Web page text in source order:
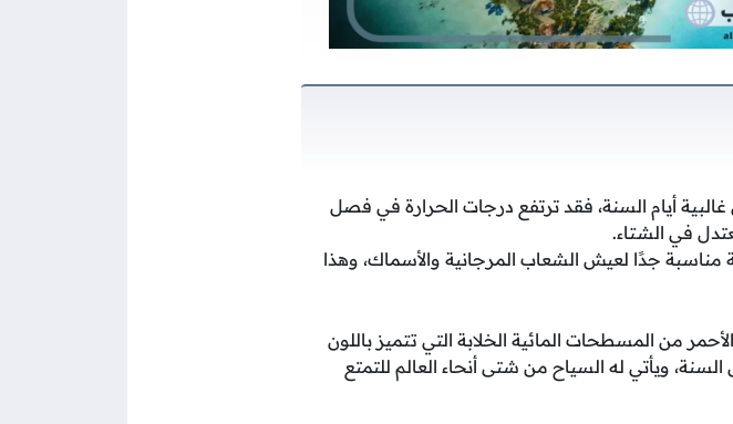
أيام السنة، فقد ترتفع درجات الحرارة في فصل
مناسبة جدًا لعيش الشعاب المرجانية والأسماك، وهذا
من المسطحات المائية الخلابة التي تتميز باللون
ويأتي له السياح من شتى أنحاء العالم للتمتع